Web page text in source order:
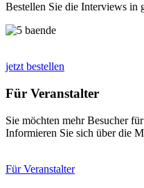
Bestellen Sie die Interviews in
jetzt bestellen
Für Veranstalter
Sie möchten mehr Besucher
Informieren Sie sich über die
Für Veranstalter